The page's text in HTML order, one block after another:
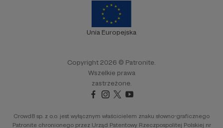
Unia Europejska
Copyright 2026 © Patronite.
Wszelkie prawa
zastrzeżone.
Crowd8 sp. z o.o. jest wyłącznym właścicielem znaku słowno-graficznego
Patronite chronionego przez Urząd Patentowy Rzeczpospolitej Polskiej nr